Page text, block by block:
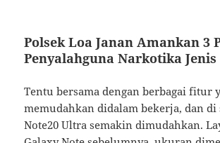
Polsek Loa Janan Amankan 3
Penyalahguna Narkotika Jenis
Tentu bersama dengan berbagai fitur
memudahkan didalam bekerja, dan di
Note20 Ultra semakin dimudahkan.